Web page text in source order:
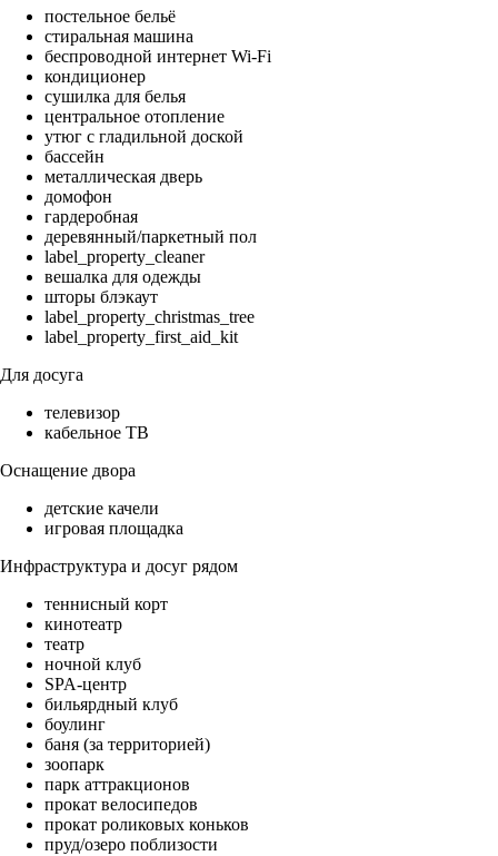
постельное бельё
стиральная машина
беспроводной интернет Wi-Fi
кондиционер
сушилка для белья
центральное отопление
утюг с гладильной доской
бассейн
металлическая дверь
домофон
гардеробная
деревянный/паркетный пол
label_property_cleaner
вешалка для одежды
шторы блэкаут
label_property_christmas_tree
label_property_first_aid_kit
Для досуга
телевизор
кабельное ТВ
Оснащение двора
детские качели
игровая площадка
Инфраструктура и досуг рядом
теннисный корт
кинотеатр
театр
ночной клуб
SPA-центр
бильярдный клуб
боулинг
баня (за территорией)
зоопарк
парк аттракционов
прокат велосипедов
прокат роликовых коньков
пруд/озеро поблизости